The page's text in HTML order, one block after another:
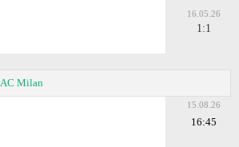
16.05.26
1:1
AC Milan
15.08.26
16:45